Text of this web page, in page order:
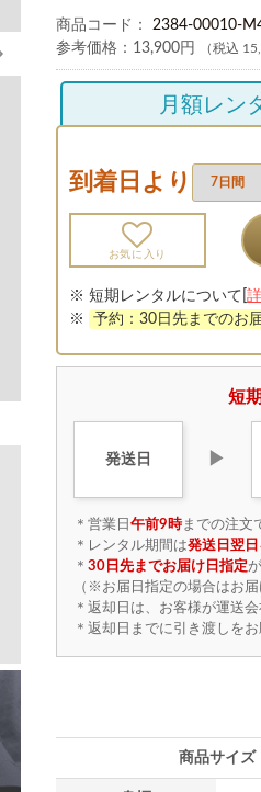
商品コード： 2384-00010-
参考価格： 13,900円 （税込
月額レン
到着日より
お気に入り
※ 短期レンタルについて[
※
予約：30日先までのお
短
発送日 ▶
＊営業日 午前9時までの注文
＊レンタル期間は発送日翌日
＊ 30日先までお届け日指定
（※お届日指定の場合はお
＊返却日は、お客様が運送
＊返却日までに引き渡しを
商品サイズ